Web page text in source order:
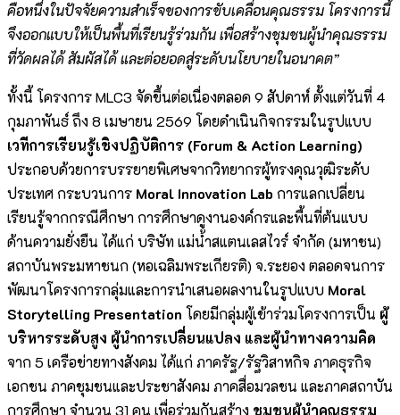
คือหนึ่งในปัจจัยความสำเร็จของการขับเคลื่อนคุณธรรม โครงการนี้
จึงออกแบบให้เป็นพื้นที่เรียนรู้ร่วมกัน เพื่อสร้างชุมชนผู้นำคุณธรรม
ที่วัดผลได้ สัมผัสได้ และต่อยอดสู่ระดับนโยบายในอนาคต”
ทั้งนี้ โครงการ MLC3 จัดขึ้นต่อเนื่องตลอด 9 สัปดาห์ ตั้งแต่วันที่ 4
กุมภาพันธ์ ถึง 8 เมษายน 2569 โดยดำเนินกิจกรรมในรูปแบบ
เวทีการเรียนรู้เชิงปฏิบัติการ (Forum & Action Learning)
ประกอบด้วยการบรรยายพิเศษจากวิทยากรผู้ทรงคุณวุฒิระดับ
ประเทศ กระบวนการ Moral Innovation Lab การแลกเปลี่ยน
เรียนรู้จากกรณีศึกษา การศึกษาดูงานองค์กรและพื้นที่ต้นแบบ
ด้านความยั่งยืน ได้แก่ บริษัท แม่น้ำสแตนเลสไวร์ จำกัด (มหาชน)
สถาบันพระมหาชนก (หอเฉลิมพระเกียรติ) จ.ระยอง ตลอดจนการ
พัฒนาโครงการกลุ่มและการนำเสนอผลงานในรูปแบบ Moral
Storytelling Presentation โดยมีกลุ่มผู้เข้าร่วมโครงการเป็น ผู้
บริหารระดับสูง ผู้นำการเปลี่ยนแปลง และผู้นำทางความคิด
จาก 5 เครือข่ายทางสังคม ได้แก่ ภาครัฐ/รัฐวิสาหกิจ ภาคธุรกิจ
เอกชน ภาคชุมชนและประชาสังคม ภาคสื่อมวลชน และภาคสถาบัน
การศึกษา จำนวน 31 คน เพื่อร่วมกันสร้าง ชุมชนผู้นำคุณธรรม